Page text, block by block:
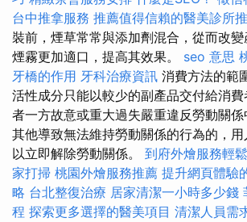
台中推拿服務 推薦值得信賴的醫美診所
裝前，煙草常常與添加劑混合，從而改
煙霧更加適口，提高其效果。 seo 意思
牙橋的作用 牙科治療資訊 消費方法的範
活性成分只能以較少的副產品交付給消
者一方故意或重大過失嚴重違反勞動關
其他導致無法維持勞動關係的行為的，
以立即解除勞動關係。 到府外燴服務輕
家打掃 桃園外燴服務推薦 提升網頁體驗
略 台北整復治療 居家清潔一小時多少錢
程 探索更多選擇的醫美項目 清潔人員需